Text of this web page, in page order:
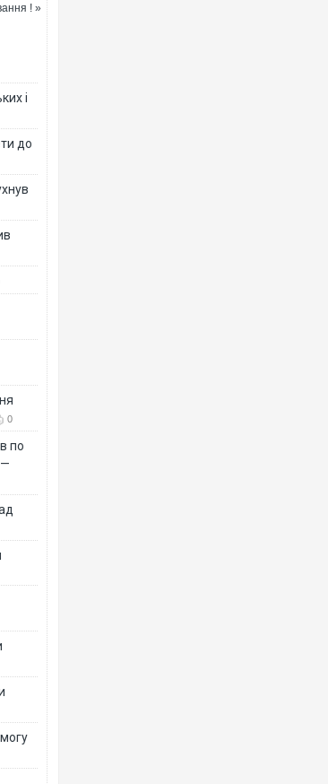
! »
і
до
0
по
—
Ворог завдав комбінованого
двоє поранених. Ще
після атаки БПЛА по ринку
Вже вивели на тести: Ferrari